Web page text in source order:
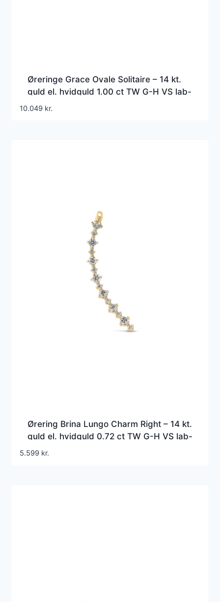
Øreringe Grace Ovale Solitaire – 14 kt.
guld el. hvidguld 1.00 ct TW G-H VS lab-
grown diamanter
10.049 kr.
Ørering Brina Lungo Charm Right – 14 kt.
guld el. hvidguld 0.72 ct TW G-H VS lab-
grown diamanter
5.599 kr.